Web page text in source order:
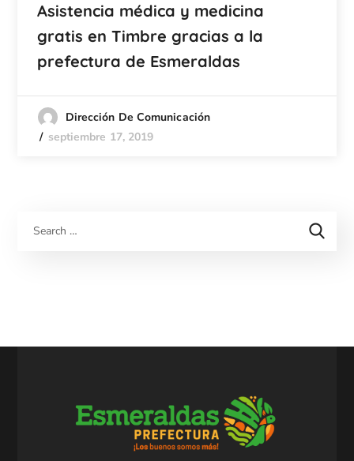
Asistencia médica y medicina
gratis en Timbre gracias a la
prefectura de Esmeraldas
Dirección De Comunicación
septiembre 17, 2019